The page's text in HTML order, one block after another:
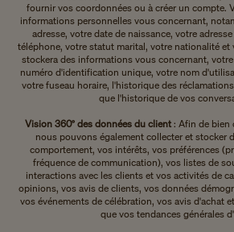
fournir vos coordonnées ou à créer un compte.
informations personnelles vous concernant,
adresse, votre date de naissance, votre
téléphone, votre statut marital, votre nationalité et
stockera des informations vous concernant,
numéro d'identification unique, votre nom
votre fuseau horaire, l'historique des
que l'historique de vos
Vision 360° des données du client : Afin de bien
nous pouvons également collecter et stocker
comportement, vos intérêts, vos préférences
fréquence de communication), vos listes de
interactions avec les clients et vos activités de
opinions, vos avis de clients, vos données
vos événements de célébration, vos avis d'achat
que vos tendances générales